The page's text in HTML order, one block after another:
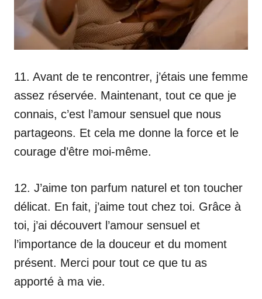
11. Avant de te rencontrer, j’étais une femme
assez réservée. Maintenant, tout ce que je
connais, c’est l’amour sensuel que nous
partageons. Et cela me donne la force et le
courage d’être moi-même.
12. J’aime ton parfum naturel et ton toucher
délicat. En fait, j’aime tout chez toi. Grâce à
toi, j’ai découvert l’amour sensuel et
l’importance de la douceur et du moment
présent. Merci pour tout ce que tu as
apporté à ma vie.